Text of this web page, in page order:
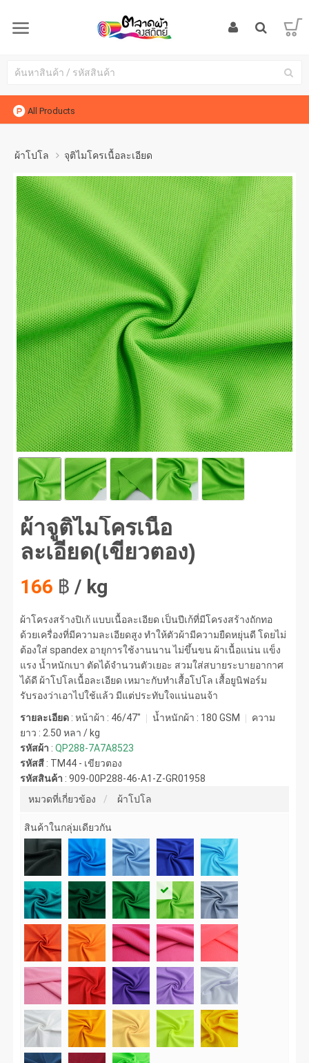
All Products
ผ้าโปโล จุติไมโครเนื้อละเอียด
จูติไมโครเนื้อละเอียด(เขียวตอง) #1
ผ้าจูติไมโครเนื้อ
ละเอียด(เขียวตอง)
166 ฿ / kg
ผ้าโครงสร้างปิเก้ แบบเนื้อละเอียด เป็นปีเก้ที่มีโครงสร้างถักทอ
ด้วยเครื่องที่มีความละเอียดสูง ทำให้ตัวผ้ามีความยืดหยุ่นดี โดยไม่
ต้องใส่ spandex อายุการใช้งานนาน ไม่ขึ้นขน ผ้าเนื้อแน่น แข็ง
แรง น้ำหนักเบา ตัดได้จำนวนตัวเยอะ สวมใส่สบายระบายอากาศ
ได้ดี ผ้าโปโลเนื้อละเอียด เหมาะกับทำเสื้อโปโล เสื้อยูนิฟอร์ม
รับรองว่าเอาไปใช้แล้ว มีแต่ประทับใจแน่นอนจ้า
รายละเอียด : หน้าผ้า : 46/47" น้ำหนักผ้า : 180 GSM
ความ
ยาว : 2.50 หลา / kg
รหัสผ้า :QP288-7A7A8523
รหัสสี : TM44 - เขียวตอง
รหัสสินค้า :909-00P288-46-A1-Z-GR01958
หมวดที่เกี่ยวข้อง
ผ้าโปโล
สินค้าในกลุ่มเดียวกัน